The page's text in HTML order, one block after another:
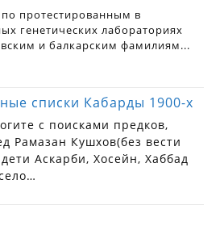
списки Кабарды 1900-х
с поисками предков,
Рамазан Кушхов(без вести
Аскарби, Хосейн, Хаббад